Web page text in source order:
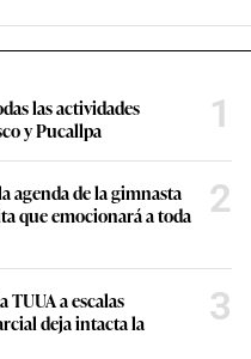
las actividades
y Pucallpa
1
agenda de la gimnasta
que emocionará a toda
2
TUUA a escalas
deja intacta la
3